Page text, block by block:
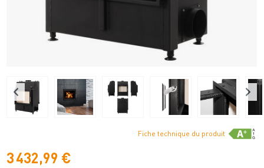
Fiche technique du produit
3 432,99 €